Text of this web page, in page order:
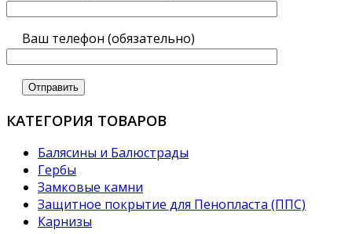
Ваш телефон (обязательно)
КАТЕГОРИЯ ТОВАРОВ
Балясины и Балюстрады
Гербы
Замковые камни
Защитное покрытие для Пенопласта (ППС)
Карнизы